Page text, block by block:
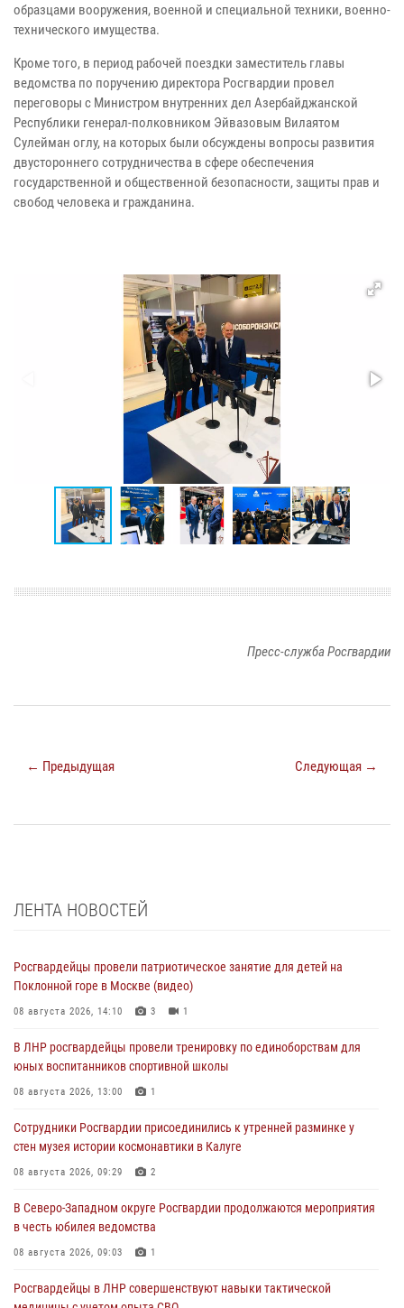
образцами вооружения, военной и специальной техники, военно-
технического имущества.
Кроме того, в период рабочей поездки заместитель главы
ведомства по поручению директора Росгвардии провел
переговоры с Министром внутренних дел Азербайджанской
Республики генерал-полковником Эйвазовым Вилаятом
Сулейман оглу, на которых были обсуждены вопросы развития
двустороннего сотрудничества в сфере обеспечения
государственной и общественной безопасности, защиты прав и
свобод человека и гражданина.
Пресс-служба Росгвардии
← Предыдущая Следующая →
ЛЕНТА НОВОСТЕЙ
Росгвардейцы провели патриотическое занятие для детей на
Поклонной горе в Москве (видео)
08 августа 2026, 14:10 3 1
В ЛНР росгвардейцы провели тренировку по единоборствам для
юных воспитанников спортивной школы
08 августа 2026, 13:00 1
Сотрудники Росгвардии присоединились к утренней разминке у
стен музея истории космонавтики в Калуге
08 августа 2026, 09:29 2
В Северо-Западном округе Росгвардии продолжаются мероприятия
в честь юбилея ведомства
08 августа 2026, 09:03 1
Росгвардейцы в ЛНР совершенствуют навыки тактической